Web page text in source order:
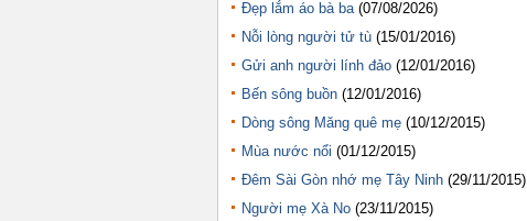
Đẹp lắm áo bà ba (07/08/2026)
Nỗi lòng người tử tù (15/01/2016)
Gửi anh người lính đảo (12/01/2016)
Bến sông buồn (12/01/2016)
Dòng sông Măng quê mẹ (10/12/2015)
Mùa nước nổi (01/12/2015)
Đêm Sài Gòn nhớ mẹ Tây Ninh (29/11/2015)
Người mẹ Xà No (23/11/2015)